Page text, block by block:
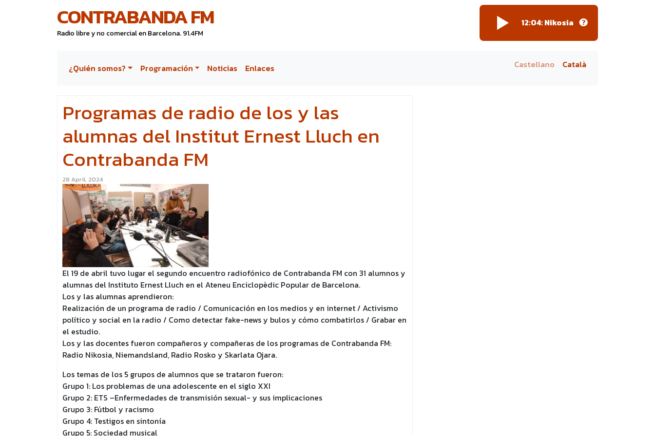
CONTRABANDA FM
Radio libre y no comercial en Barcelona. 91.4FM
12:04:Nikosia
¿Quién somos? Programación Noticias Enlaces Castellano Català
Programas de radio de los y las
alumnas del Institut Ernest Lluch en
Contrabanda FM
28 April, 2024
El 19 de abril tuvo lugar el segundo encuentro radiofónico de Contrabanda FM con 31 alumnos y
alumnas del Instituto Ernest Lluch en el Ateneu Enciclopèdic Popular de Barcelona.
Los y las alumnas aprendieron:
Realización de un programa de radio / Comunicación en los medios y en internet / Activismo
político y social en la radio / Como detectar fake-news y bulos y cómo combatirlos / Grabar en
el estudio.
Los y las docentes fueron compañeros y compañeras de los programas de Contrabanda FM:
Radio Nikosia, Niemandsland, Radio Rosko y Skarlata Ojara.
Los temas de los 5 grupos de alumnos que se trataron fueron:
Grupo 1: Los problemas de una adolescente en el siglo XXI
Grupo 2: ETS –Enfermedades de transmisión sexual- y sus implicaciones
Grupo 3: Fútbol y racismo
Grupo 4: Testigos en sintonía
Grupo 5: Sociedad musical